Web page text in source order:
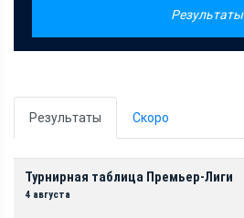
Результаты
Результаты Скоро
Турнирная таблица Премьер-Лиги
4 августа